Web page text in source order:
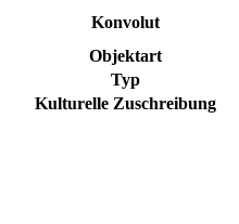
Konvolut
Objektart
Typ
Kulturelle Zuschreibung